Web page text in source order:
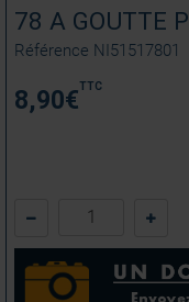
78 A GOUTTE
Référence NI51517801
8,90€TTC